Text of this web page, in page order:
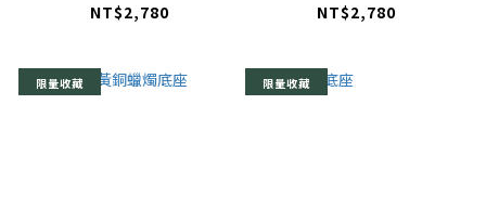
NT$2,780
NT$2,780
限量收藏 限量收藏